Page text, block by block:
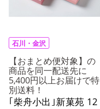
石川・金沢
【おまとめ便対象】の
商品を同一配送先に
5,400円以上お届けで特
別送料！
｢柴舟小出｣新菓苑 12